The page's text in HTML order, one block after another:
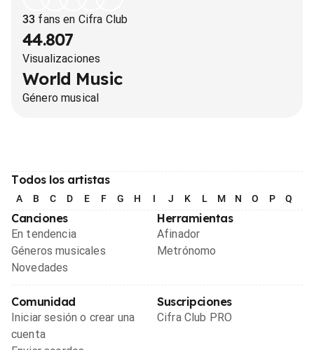
33 fans en Cifra Club
44.807
Visualizaciones
World Music
Género musical
Todos los artistas
A B C D E F G H I J K L M N O P Q
Canciones
En tendencia
Géneros musicales
Novedades
Herramientas
Afinador
Metrónomo
Comunidad
Iniciar sesión o crear una
cuenta
Suscripciones
Cifra Club PRO